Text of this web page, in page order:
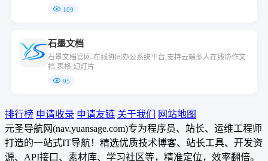
ffice 文件全兼容，多人协同，轻松拥有团队知识库。企业文档中
心化管理，各类文档井然有序，独立域名，随时随地安全获取。
109
石墨文档
石墨文档官网-在线协同办公系统平台,支持云端多人在线协作文
档,表格,幻灯片
95
排行榜 申请收录 申请友链 关于我们
网站地图
元圣导航网(nav.yuansage.com)专为程序员、站长、运维工程师
打造的一站式IT导航！精选优质技术博客、站长工具、开发资
源、API接口、素材库、学习社区等，精准定位，效率翻倍。